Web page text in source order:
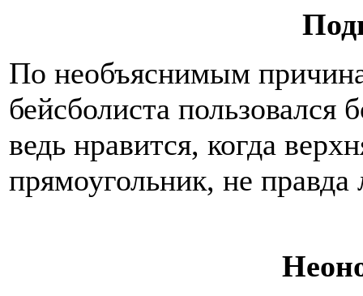
По необъяснимым
бейсболиста
ведь нравится, когда
прямоугольник, не правда